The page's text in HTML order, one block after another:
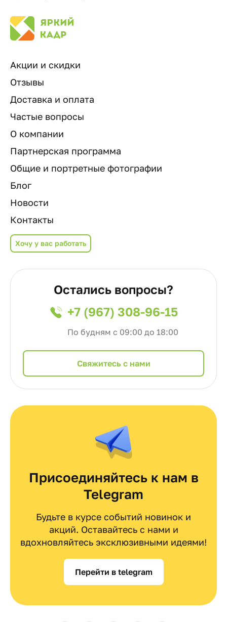
Акции и скидки
Отзывы
Доставка и оплата
Частые вопросы
О компании
Партнерская программа
Общие и портретные фотографии
Блог
Новости
Контакты
Хочу у вас работать
Остались вопросы?
+7 (967) 308-96-15
По будням с 09:00 до 18:00
Cвяжитесь с нами
Присоединяйтесь к нам в
Telegram
Будьте в курсе событий новинок и
акций. Оставайтесь с нами и
вдохновляйтесь эксклюзивными идеями!
Перейти в telegram